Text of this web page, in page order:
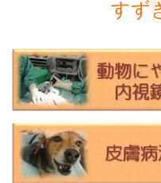
すず